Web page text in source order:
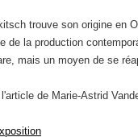
trouve son origine en
de la production
mais un moyen de se
de Marie-Astrid